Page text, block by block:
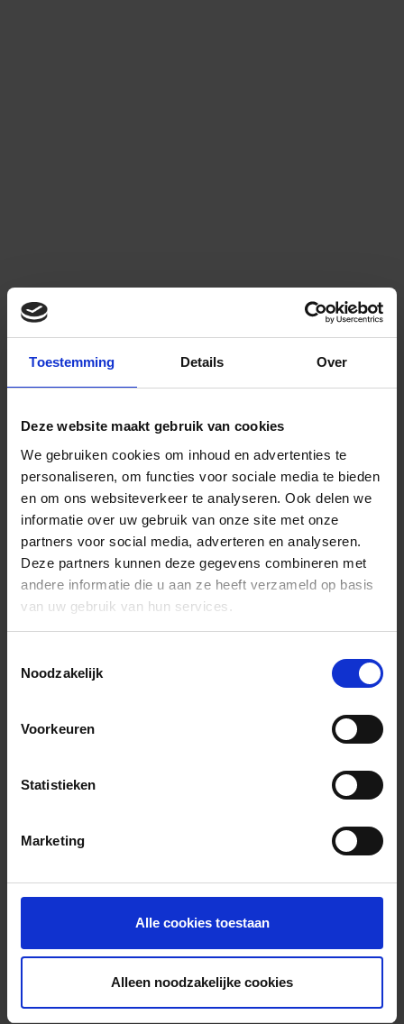
Toestemming Details Over
Deze website maakt gebruik van cookies
We gebruiken cookies om inhoud en advertenties te
personaliseren, om functies voor sociale media te bieden
en om ons websiteverkeer te analyseren. Ook delen we
informatie over uw gebruik van onze site met onze
partners voor social media, adverteren en analyseren.
Deze partners kunnen deze gegevens combineren met
andere informatie die u aan ze heeft verzameld op basis
van uw gebruik van hun services.
Noodzakelijk
Voorkeuren
Statistieken
Marketing
Alle cookies toestaan
Alleen noodzakelijke cookies